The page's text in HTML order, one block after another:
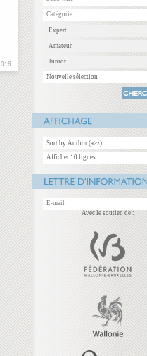
Expert
Amateur
Junior
Nouvelle sélection
Sort by Author (a>z)
Afficher 10 lignes
Avec le soutien de :